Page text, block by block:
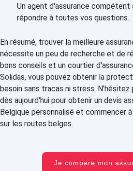
Un agent d'assurance compétent
répondre à toutes vos questions.
En résumé, trouver la meilleure
nécessite un peu de recherche et de
bons conseils et un courtier
Solidas, vous pouvez obtenir la
besoin sans tracas ni stress.
dès aujourd'hui pour obtenir un devis
Belgique personnalisé et commencer
sur les routes belges.
Je compare mon